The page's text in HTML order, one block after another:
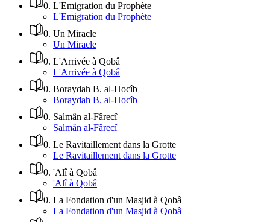
0. L'Emigration du Prophète
L'Emigration du Prophète
0. Un Miracle
Un Miracle
0. L'Arrivée à Qobâ
L'Arrivée à Qobâ
0. Boraydah B. al-Hocîb
Boraydah B. al-Hocîb
0. Salmân al-Fârecî
Salmân al-Fârecî
0. Le Ravitaillement dans la Grotte
Le Ravitaillement dans la Grotte
0. 'Alî à Qobâ
'Alî à Qobâ
0. La Fondation d'un Masjid à Qobâ
La Fondation d'un Masjid à Qobâ